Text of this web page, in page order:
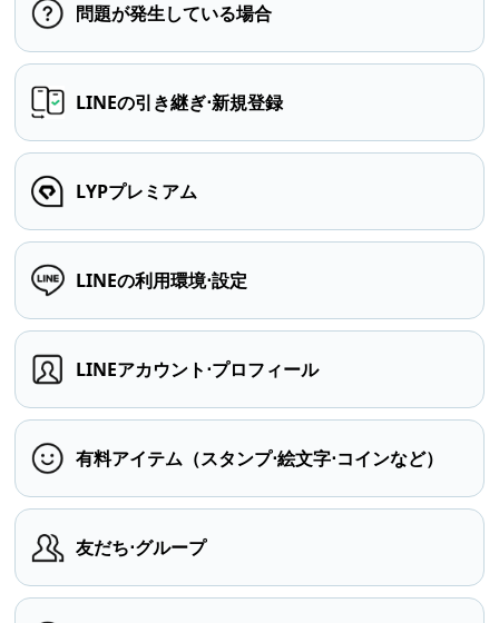
問題が発生している場合
LINEの引き継ぎ⋅新規登録
LYPプレミアム
LINEの利用環境⋅設定
LINEアカウント⋅プロフィール
有料アイテム（スタンプ⋅絵文字⋅コインなど）
友だち⋅グループ